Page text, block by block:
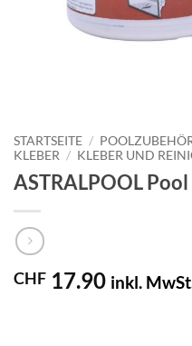
STARTSEITE /
KLEBER / KLEBER UND
ASTRALPOOL Pool
CHF 17.90 inkl.